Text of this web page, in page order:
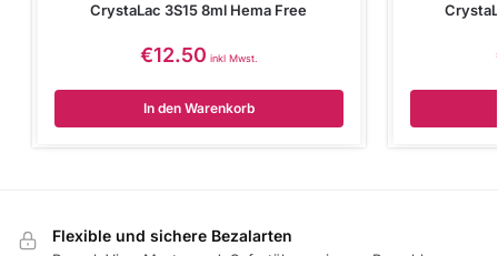
CrystaLac 3S15 8ml Hema Free
€12.50 inkl Mwst.
In den Warenkorb
Flexible und sichere Bezalarten